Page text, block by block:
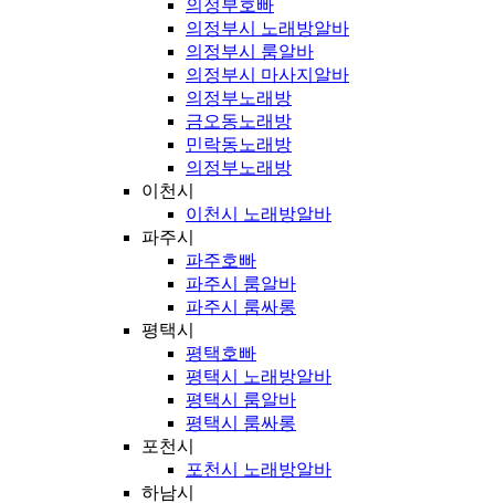
의정부호빠
의정부시 노래방알바
의정부시 룸알바
의정부시 마사지알바
의정부노래방
금오동노래방
민락동노래방
의정부노래방
이천시
이천시 노래방알바
파주시
파주호빠
파주시 룸알바
파주시 룸싸롱
평택시
평택호빠
평택시 노래방알바
평택시 룸알바
평택시 룸싸롱
포천시
포천시 노래방알바
하남시